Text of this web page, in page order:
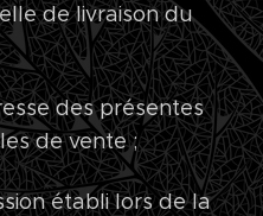
de livraison du
des présentes
de vente ;
établi lors de la